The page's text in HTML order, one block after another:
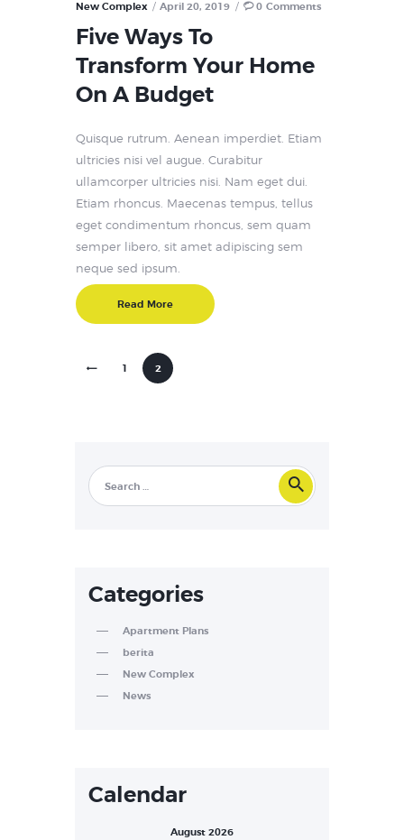
New Complex April 20, 2019 0 Comments
Five Ways To
Transform Your Home
On A Budget
Quisque rutrum. Aenean imperdiet. Etiam
ultricies nisi vel augue. Curabitur
ullamcorper ultricies nisi. Nam eget dui.
Etiam rhoncus. Maecenas tempus, tellus
eget condimentum rhoncus, sem quam
semper libero, sit amet adipiscing sem
neque sed ipsum.
Read More
PostsPAGE
1 PAGE
2
Search
for:
Categories
Apartment Plans
berita
New Complex
News
Calendar
August 2026